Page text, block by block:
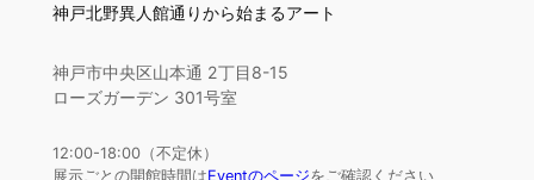
神戸北野異人館通りから始まるアート
神戸市中央区山本通 2丁目8-15
ローズガーデン 301号室
12:00-18:00（不定休）
展示ごとの開館時間はEventのページをご確認ください